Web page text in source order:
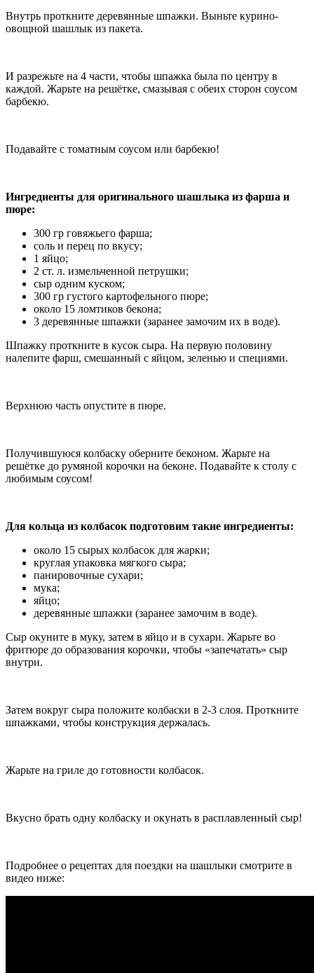
Внутрь проткните деревянные шпажки. Выньте курино-
овощной шашлык из пакета.
И разрежьте на 4 части, чтобы шпажка была по центру в
каждой. Жарьте на решётке, смазывая с обеих сторон соусом
барбекю.
Подавайте с томатным соусом или барбекю!
Ингредиенты для оригинального шашлыка из фарша и
пюре:
300 гр говяжьего фарша;
соль и перец по вкусу;
1 яйцо;
2 ст. л. измельченной петрушки;
сыр одним куском;
300 гр густого картофельного пюре;
около 15 ломтиков бекона;
3 деревянные шпажки (заранее замочим их в воде).
Шпажку проткните в кусок сыра. На первую половину
налепите фарш, смешанный с яйцом, зеленью и специями.
Верхнюю часть опустите в пюре.
Получившуюся колбаску оберните беконом. Жарьте на
решётке до румяной корочки на беконе. Подавайте к столу с
любимым соусом!
Для кольца из колбасок подготовим такие ингредиенты:
около 15 сырых колбасок для жарки;
круглая упаковка мягкого сыра;
панировочные сухари;
мука;
яйцо;
деревянные шпажки (заранее замочим в воде).
Сыр окуните в муку, затем в яйцо и в сухари. Жарьте во
фритюре до образования корочки, чтобы «запечатать» сыр
внутри.
Затем вокруг сыра положите колбаски в 2-3 слоя. Проткните
шпажками, чтобы конструкция держалась.
Жарьте на гриле до готовности колбасок.
Вкусно брать одну колбаску и окунать в расплавленный сыр!
Подробнее о рецептах для поездки на шашлыки смотрите в
видео ниже: